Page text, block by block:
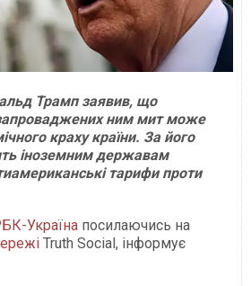
Трамп заявив, що
ним мит може
краху країни. За його
іноземним державам
тарифи проти
Україна посилаючись на
Truth Social, інформує